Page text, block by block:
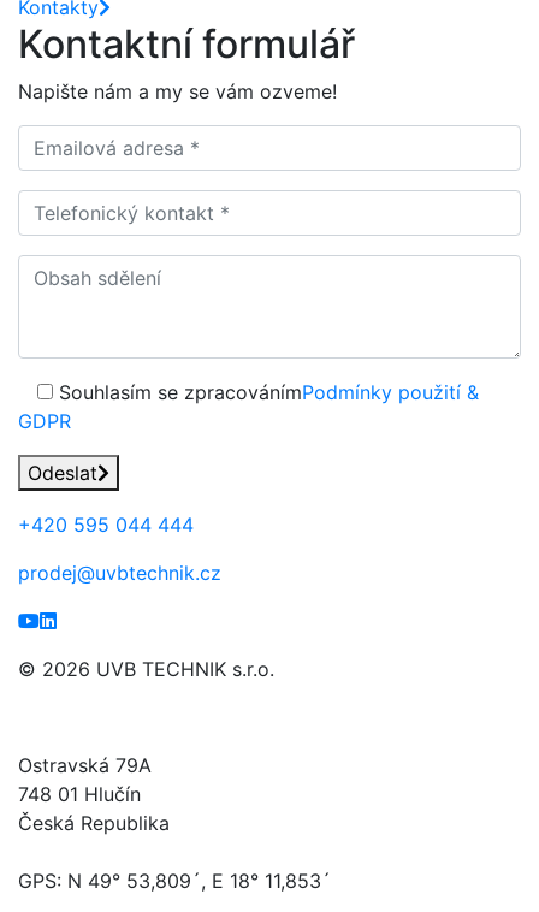
Kontakty
Kontaktní formulář
Napište nám a my se vám ozveme!
Souhlasím se zpracovánímPodmínky použití &
GDPR
Odeslat
+420 595 044 444
prodej@uvbtechnik.cz
© 2026 UVB TECHNIK s.r.o.
Ostravská 79A
748 01 Hlučín
Česká Republika
GPS: N 49° 53,809´, E 18° 11,853´